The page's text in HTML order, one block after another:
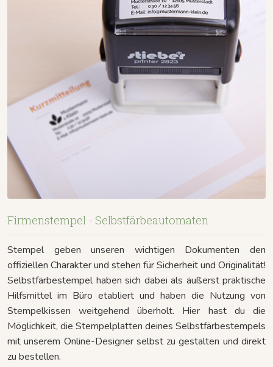
Firmenstempel - Selbstfärbeautomaten
Stempel geben unseren wichtigen Dokumenten den
offiziellen Charakter und stehen für Sicherheit und Originalität!
Selbstfärbestempel haben sich dabei als äußerst praktische
Hilfsmittel im Büro etabliert und haben die Nutzung von
Stempelkissen weitgehend überholt. Hier hast du die
Möglichkeit, die Stempelplatten deines Selbstfärbestempels
mit unserem Online-Designer selbst zu gestalten und direkt
zu bestellen.